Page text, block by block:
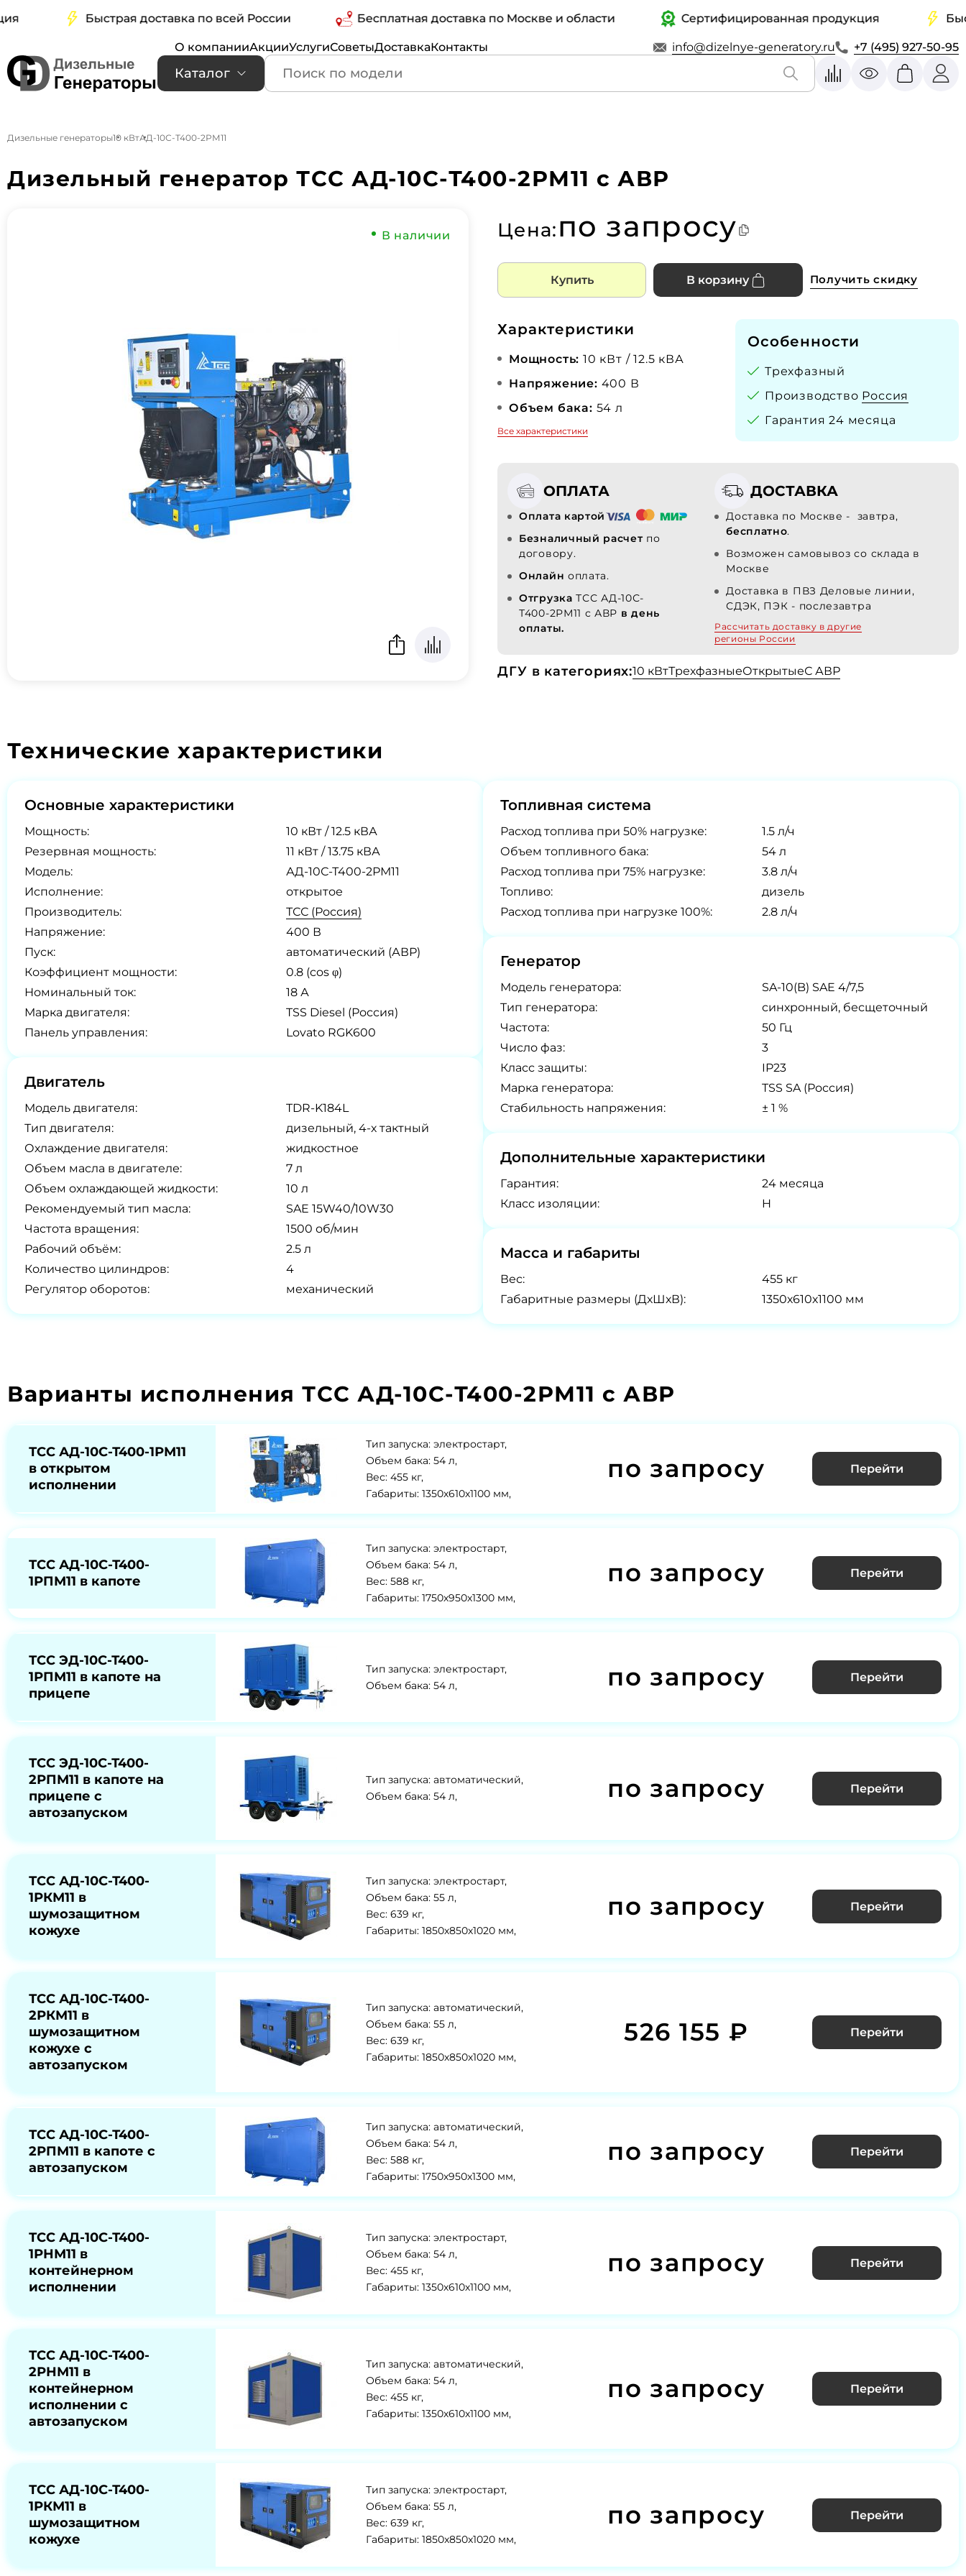
Быстрая доставка по всей России Бесплатная доставка по Москве и области Сертифицированная продукция
О компанииАкцииУслугиСоветыДоставкаКонтакты info@dizelnye-generatory.ru +7 (495) 927-50-95
Каталог
Дизельные генераторы10 кВтАД-10С-Т400-2РМ11
Дизельный генератор ТСС АД-10С-Т400-2РМ11 с АВР
В наличии Цена:по запросу
Купить В корзину Получить скидку
Характеристики
Мощность: 10 кВт / 12.5 кВА
Напряжение: 400 В
Объем бака: 54 л
Все характеристики
Особенности
Трехфазный
Производство Россия
Гарантия 24 месяца
ОПЛАТА
Оплата картой
Безналичный расчет по
договору.
Онлайн оплата.
Отгрузка ТСС АД-10С-
Т400-2РМ11 с АВР в день
оплаты.
ДОСТАВКА
Доставка по Москве - завтра,
бесплатно.
Возможен самовывоз со склада в
Москве
Доставка в ПВЗ Деловые линии,
СДЭК, ПЭК - послезавтра
Рассчитать доставку в другие
регионы России
ДГУ в категориях:10 кВтТрехфазныеОткрытыеС АВР
Технические характеристики
Основные характеристики
Мощность:
10 кВт / 12.5 кВА
Резервная мощность:
11 кВт / 13.75 кВА
Модель:
АД-10С-Т400-2РМ11
Исполнение:
открытое
Производитель:
ТСС (Россия)
Напряжение:
400 В
Пуск:
автоматический (АВР)
Коэффициент мощности:
0.8 (cos φ)
Номинальный ток:
18 А
Марка двигателя:
TSS Diesel (Россия)
Панель управления:
Lovato RGK600
Двигатель
Модель двигателя:
TDR-K184L
Тип двигателя:
дизельный, 4-х тактный
Охлаждение двигателя:
жидкостное
Объем масла в двигателе:
7 л
Объем охлаждающей жидкости:
10 л
Рекомендуемый тип масла:
SAE 15W40/10W30
Частота вращения:
1500 об/мин
Рабочий объём:
2.5 л
Количество цилиндров:
4
Регулятор оборотов:
механический
Топливная система
Расход топлива при 50% нагрузке:
1.5 л/ч
Объем топливного бака:
54 л
Расход топлива при 75% нагрузке:
3.8 л/ч
Топливо:
дизель
Расход топлива при нагрузке 100%:
2.8 л/ч
Генератор
Модель генератора:
SA-10(B) SAE 4/7,5
Tип генератора:
синхронный, бесщеточный
Частота:
50 Гц
Число фаз:
3
Класс защиты:
IP23
Марка генератора:
TSS SA (Россия)
Стабильность напряжения:
± 1 %
Дополнительные характеристики
Гарантия:
24 месяца
Класс изоляции:
H
Масса и габариты
Вес:
455 кг
Габаритные размеры (ДхШхВ):
1350х610х1100 мм
Варианты исполнения ТСС АД-10С-Т400-2РМ11 с АВР
ТСС АД-10С-Т400-1РМ11
в открытом
исполнении
Тип запуска: электростарт,
Объем бака: 54 л,
Вес: 455 кг,
Габариты: 1350х610х1100 мм,
по запросу Перейти
ТСС АД-10С-Т400-
1РПМ11 в капоте
Тип запуска: электростарт,
Объем бака: 54 л,
Вес: 588 кг,
Габариты: 1750х950х1300 мм,
по запросу Перейти
ТСС ЭД-10С-Т400-
1РПМ11 в капоте на
прицепе
Тип запуска: электростарт,
Объем бака: 54 л,
по запросу Перейти
ТСС ЭД-10С-Т400-
2РПМ11 в капоте на
прицепе с
автозапуском
Тип запуска: автоматический,
Объем бака: 54 л,
по запросу Перейти
ТСС АД-10С-Т400-
1РКМ11 в
шумозащитном
кожухе
Тип запуска: электростарт,
Объем бака: 55 л,
Вес: 639 кг,
Габариты: 1850х850х1020 мм,
по запросу Перейти
ТСС АД-10С-Т400-
2РКМ11 в
шумозащитном
кожухе с
автозапуском
Тип запуска: автоматический,
Объем бака: 55 л,
Вес: 639 кг,
Габариты: 1850х850х1020 мм,
526 155 ₽ Перейти
ТСС АД-10С-Т400-
2РПМ11 в капоте с
автозапуском
Тип запуска: автоматический,
Объем бака: 54 л,
Вес: 588 кг,
Габариты: 1750х950х1300 мм,
по запросу Перейти
ТСС АД-10С-Т400-
1РНМ11 в
контейнерном
исполнении
Тип запуска: электростарт,
Объем бака: 54 л,
Вес: 455 кг,
Габариты: 1350х610х1100 мм,
по запросу Перейти
ТСС АД-10С-Т400-
2РНМ11 в
контейнерном
исполнении с
автозапуском
Тип запуска: автоматический,
Объем бака: 54 л,
Вес: 455 кг,
Габариты: 1350х610х1100 мм,
по запросу Перейти
ТСС АД-10С-Т400-
1РКМ11 в
шумозащитном
кожухе
Тип запуска: электростарт,
Объем бака: 55 л,
Вес: 639 кг,
Габариты: 1850x850x1020 мм,
по запросу Перейти